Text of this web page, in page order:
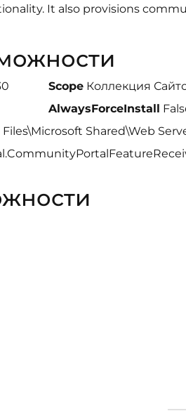
It also provisions
Scope Коллекция
AlwaysForceInstall
Shared\Web